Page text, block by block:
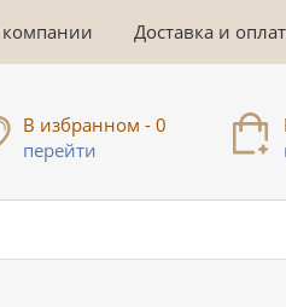
Доставка и
В избранном - 0
перейти